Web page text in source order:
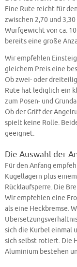
Eine Rute reicht für
zwischen 2,70 und
Wurfgewicht von ca.
bereits eine große
Wir empfehlen
gleichem Preis eine
Ob zwei- oder
Rute hat lediglich ein
zum Posen- und
Ob der Griff der
spielt keine Rolle.
geeignet.
Die Auswahl der
Für den Anfang
Kugellagern plus
Rücklaufsperre. Die
Wir empfehlen eine
als eine Heckbremse.
sich die Kurbel einmal
sich selbst rotiert. Die
Aluminium bestehen